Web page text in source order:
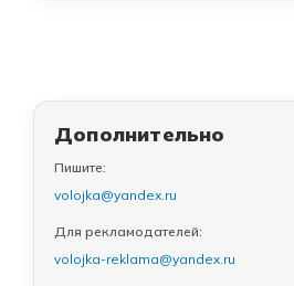
Дополнительно
Пишите:
volojka@yandex.ru
Для рекламодателей:
volojka-reklama@yandex.ru